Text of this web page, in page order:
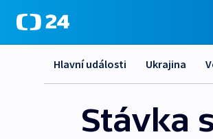
Hlavní události Ukrajina
Stávka